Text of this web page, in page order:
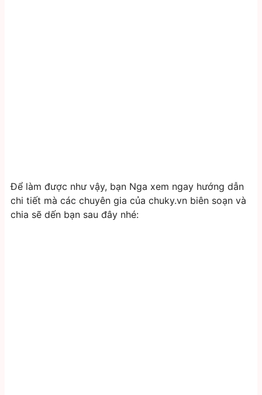
Để làm được như vậy, bạn Nga xem ngay hướng dẫn
chi tiết mà các chuyên gia của chuky.vn biên soạn và
chia sẽ dến bạn sau đây nhé: